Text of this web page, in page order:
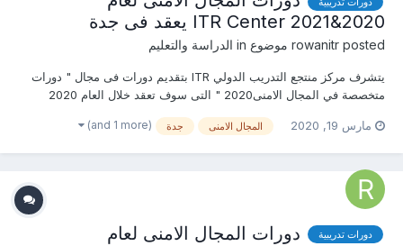
2020&2021 ITR Center يعقد فى جدة
rowanitr posted موضوع in الدراسة والتعليم
يتشرف مركز منتجع التدريب الدولي ITR بتقديم دورات فى مجال " دورات
متخصصة في المجال الامنى2020 " التى سوف تعقد خلال العام 2020
والإستفسار ومعرفة المحتوي العلمى ) يرجى الاتصال بـ الاستاذة : روان
مارس 19, 2020 المجال الامنى جدة (and 1 more)
دورات تدريبية
دورات المجال الامنى لعام